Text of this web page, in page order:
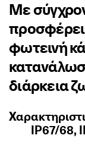
Με
φωτεινή
διάρκεια
IP67/68,